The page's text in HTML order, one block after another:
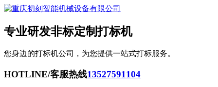
专业研发非标定制打标机
您身边的打标机公司，为您提供一站式打标服务。
HOTLINE/客服热线13527591104